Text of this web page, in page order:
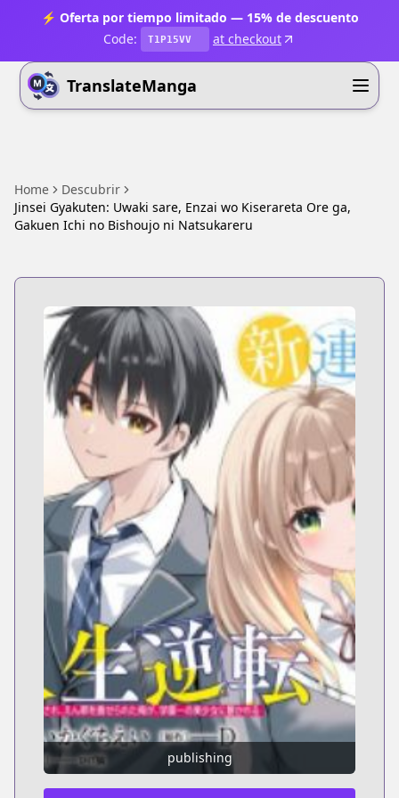
⚡ Oferta por tiempo limitado — 15% de descuento
Code:
T1P15VV at checkout
TranslateManga
Home
Descubrir
Jinsei Gyakuten: Uwaki sare, Enzai wo Kiserareta Ore ga,
Gakuen Ichi no Bishoujo ni Natsukareru
publishing